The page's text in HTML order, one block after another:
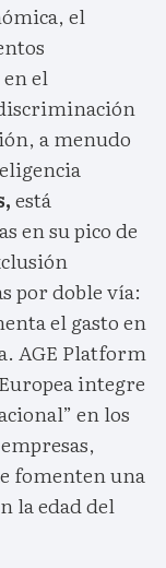
el
el
a menudo
está
en su pico de
por doble vía:
el gasto en
AGE Platform
integre
en los
fomenten una
la edad del